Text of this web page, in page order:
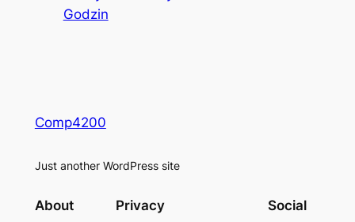
Godzin
Comp4200
Just another WordPress site
About Privacy Social